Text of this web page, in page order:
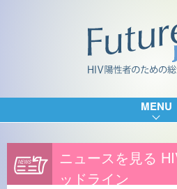
MENU
ニュースを見る
ッドライン